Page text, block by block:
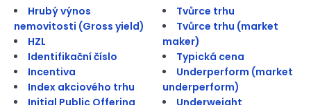
Hrubý výnos
nemovitosti (Gross yield)
HZL
Identifikační číslo
Incentiva
Index akciového trhu
Tvůrce trhu
Tvůrce trhu (market
maker)
Typická cena
Underperform (market
underperform)